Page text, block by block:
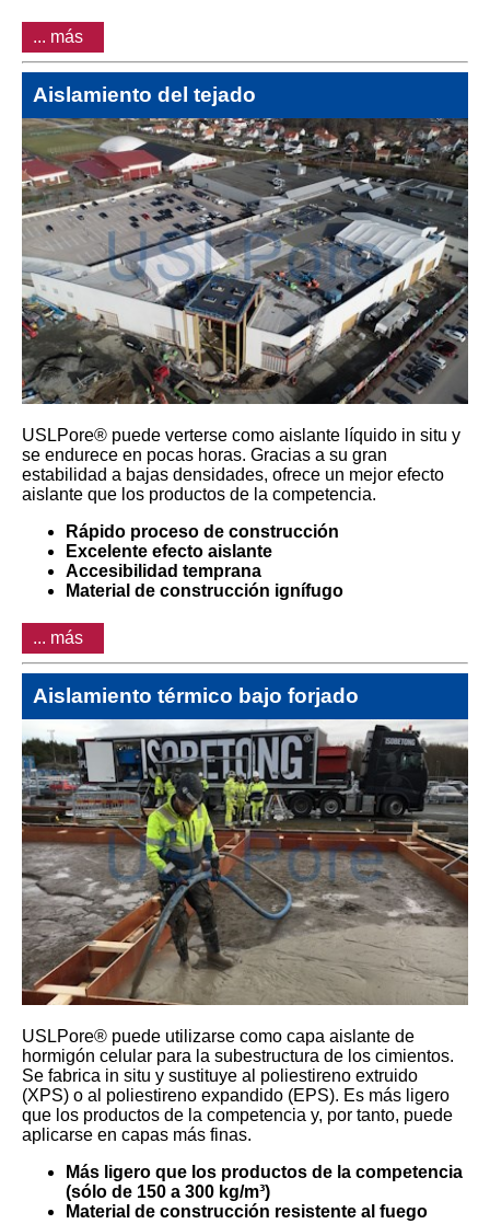
... más
Aislamiento del tejado
USLPore® puede verterse como aislante líquido in situ y
se endurece en pocas horas. Gracias a su gran
estabilidad a bajas densidades, ofrece un mejor efecto
aislante que los productos de la competencia.
Rápido proceso de construcción
Excelente efecto aislante
Accesibilidad temprana
Material de construcción ignífugo
... más
Aislamiento térmico bajo forjado
USLPore® puede utilizarse como capa aislante de
hormigón celular para la subestructura de los cimientos.
Se fabrica in situ y sustituye al poliestireno extruido
(XPS) o al poliestireno expandido (EPS). Es más ligero
que los productos de la competencia y, por tanto, puede
aplicarse en capas más finas.
Más ligero que los productos de la competencia
(sólo de 150 a 300 kg/m³)
Material de construcción resistente al fuego